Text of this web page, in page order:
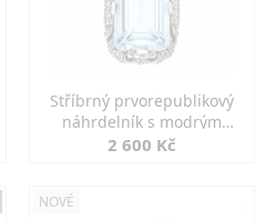
Stříbrný prvorepublikový
náhrdelník s modrým
spinelem
2 600 Kč
NOVÉ